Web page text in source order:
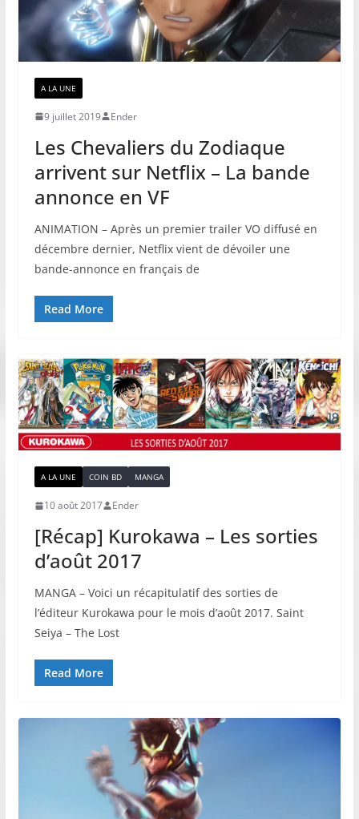
A LA UNE
9 juillet 2019 Ender
Les Chevaliers du Zodiaque
arrivent sur Netflix – La bande
annonce en VF
ANIMATION – Après un premier trailer VO diffusé en
décembre dernier, Netflix vient de dévoiler une
bande-annonce en français de
Read More
A LA UNE COIN BD MANGA
10 août 2017 Ender
[Récap] Kurokawa – Les sorties
d’août 2017
MANGA – Voici un récapitulatif des sorties de
l’éditeur Kurokawa pour le mois d’août 2017. Saint
Seiya – The Lost
Read More